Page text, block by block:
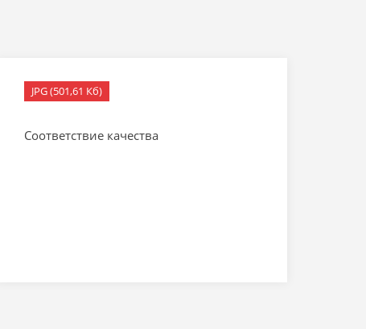
JPG (501,61 Кб)
Соответствие качества